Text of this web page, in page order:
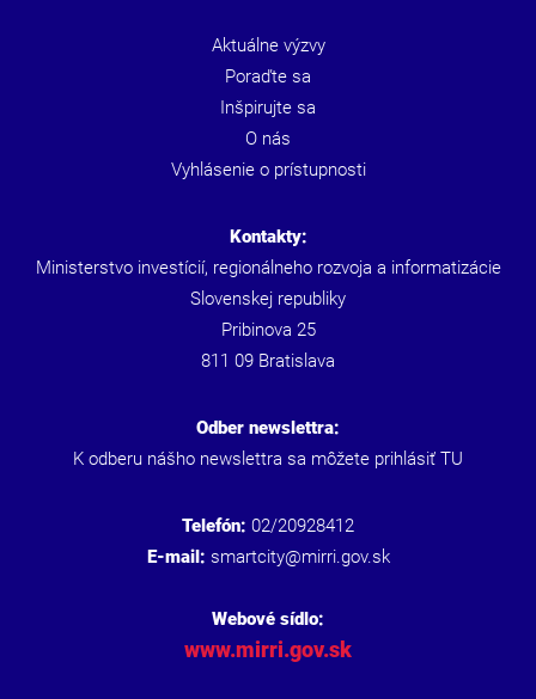
Aktuálne výzvy
Poraďte sa
Inšpirujte sa
O nás
Vyhlásenie o prístupnosti
Kontakty:
Ministerstvo investícií, regionálneho rozvoja a informatizácie
Slovenskej republiky
Pribinova 25
811 09 Bratislava
Odber newslettra:
K odberu nášho newslettra sa môžete prihlásiť TU
Telefón: 02/20928412
E-mail: smartcity@mirri.gov.sk
Webové sídlo:
www.mirri.gov.sk